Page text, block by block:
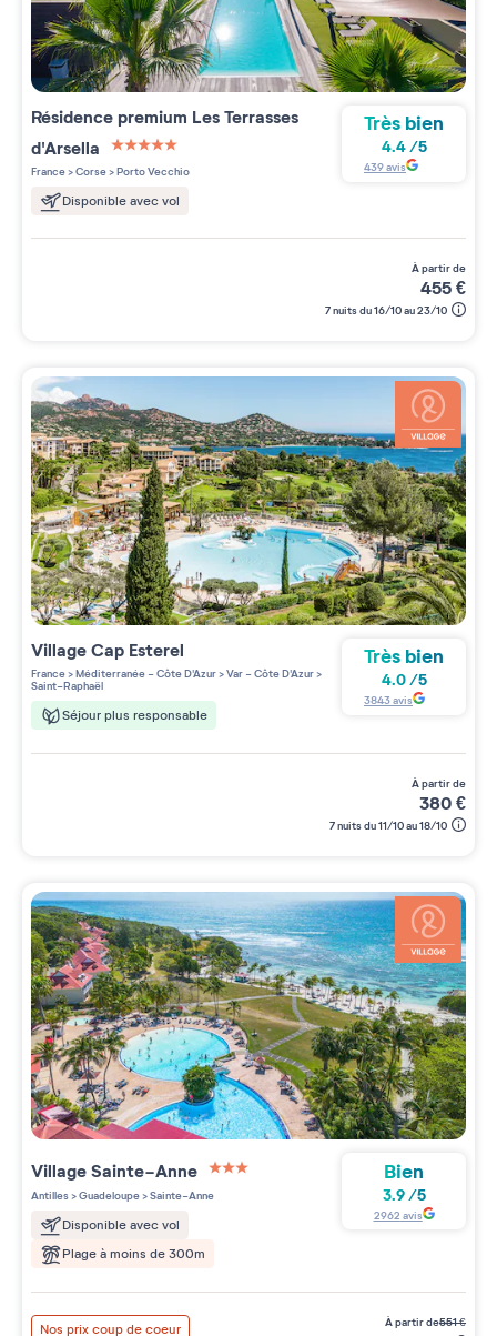
Résidence premium Les Terrasses
d'Arsella
5 étoiles sur 5
France>Corse>Porto Vecchio
Disponible avec vol
Très bien
4.4/5
439avis
à partir de
455€
7 nuits du 16/10 au 23/10
VillageCap Esterel
France>Méditerranée - Côte D'Azur>Var - Côte D'Azur>
Saint-Raphaël
Séjour plus responsable
Très bien
4.0/5
3843avis
à partir de
380€
7 nuits du 11/10 au 18/10
VillageSainte-Anne
3 étoiles sur 5
Antilles>Guadeloupe>Sainte-Anne
Disponible avec vol
Plage à moins de 300m
Bien
3.9/5
2962 avis
Nos prix coup de coeur à partir de551€